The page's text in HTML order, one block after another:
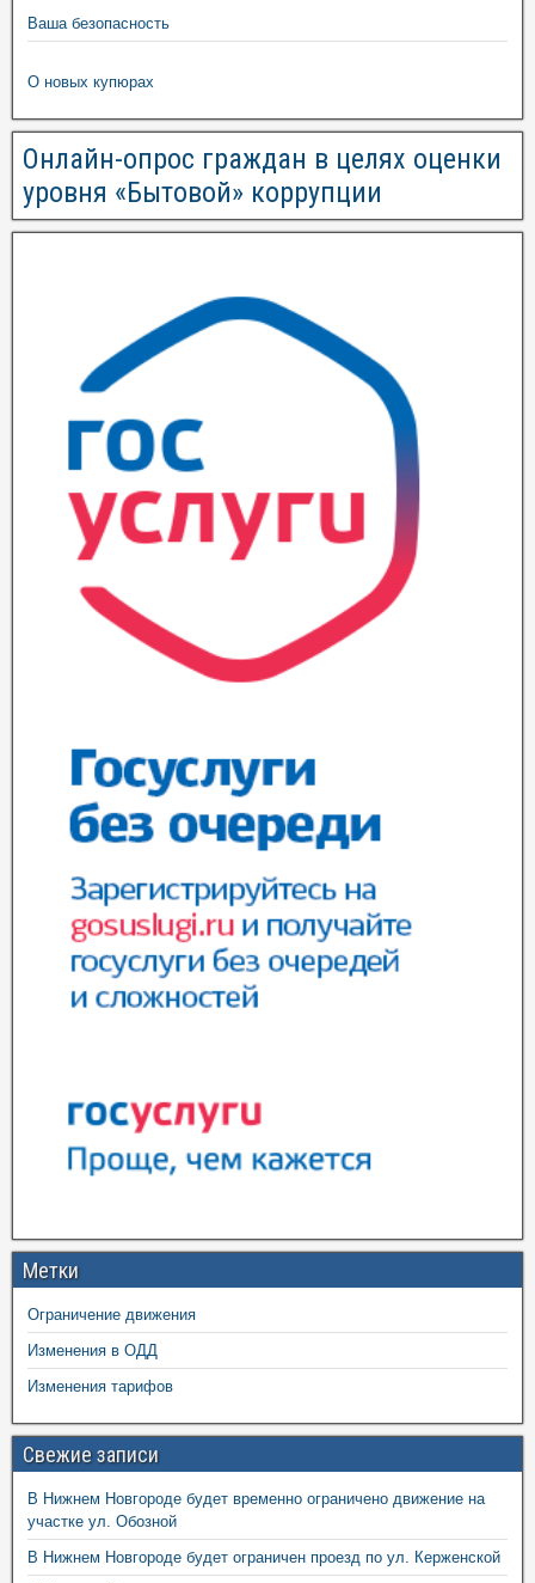
Ваша безопасность
О новых купюрах
Онлайн-опрос граждан в целях оценки
уровня «Бытовой» коррупции
Метки
Ограничение движения
Изменения в ОДД
Изменения тарифов
Свежие записи
В Нижнем Новгороде будет временно ограничено движение на
участке ул. Обозной
В Нижнем Новгороде будет ограничен проезд по ул. Керженской